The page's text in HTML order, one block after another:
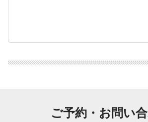
ご予約・お問い